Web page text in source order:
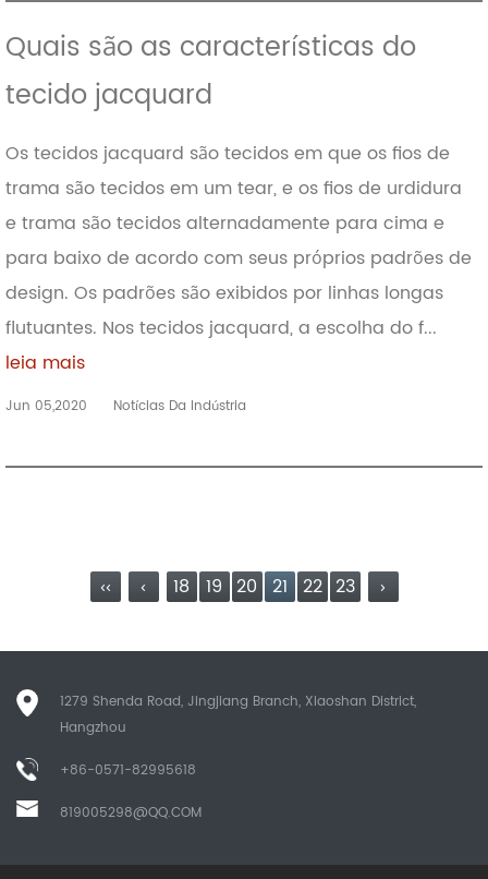
Quais são as características do
tecido jacquard
Os tecidos jacquard são tecidos em que os fios de
trama são tecidos em um tear, e os fios de urdidura
e trama são tecidos alternadamente para cima e
para baixo de acordo com seus próprios padrões de
design. Os padrões são exibidos por linhas longas
flutuantes. Nos tecidos jacquard, a escolha do f...
leia mais
Jun 05,2020 Notícias Da Indústria
‹‹ ‹ 18 19 20 21 22 23 ›
1279 Shenda Road, Jingjiang Branch, Xiaoshan District,
Hangzhou
+86-0571-82995618
819005298@QQ.COM